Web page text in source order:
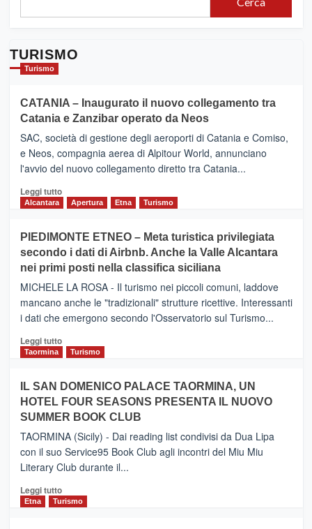
TURISMO
Turismo
CATANIA – Inaugurato il nuovo collegamento tra
Catania e Zanzibar operato da Neos
SAC, società di gestione degli aeroporti di Catania e Comiso,
e Neos, compagnia aerea di Alpitour World, annunciano
l'avvio del nuovo collegamento diretto tra Catania...
Leggi tuttoLeggi
CATANIA
–
Inaugurato
il
nuovo
collegamento
tra
e
Zanzibar
da
Neos
Alcantara Apertura Etna Turismo
PIEDIMONTE ETNEO – Meta turistica privilegiata
secondo i dati di Airbnb. Anche la Valle Alcantara
nei primi posti nella classifica siciliana
MICHELE LA ROSA - Il turismo nei piccoli comuni, laddove
mancano anche le "tradizionali" strutture ricettive. Interessanti
i dati che emergono secondo l'Osservatorio sul Turismo...
Leggi tuttoLeggi
PIEDIMONTE
ETNEO
–
Meta
turistica
privilegiata
secondo
dati
di
Taormina Turismo
IL SAN DOMENICO PALACE TAORMINA, UN
HOTEL FOUR SEASONS PRESENTA IL NUOVO
SUMMER BOOK CLUB
TAORMINA (Sicily) - Dai reading list condivisi da Dua Lipa
con il suo Service95 Book Club agli incontri del Miu Miu
Literary Club durante il...
Leggi tuttoLeggi
di
Etna Turismo